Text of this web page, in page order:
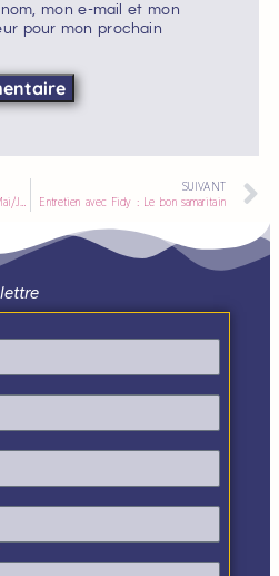
mon e-mail et mon
pour mon prochain
Interventions de Michel Bertrand Mai/Juin 2012
SUIVANT
Entretien avec Fidy : Le bon samaritain